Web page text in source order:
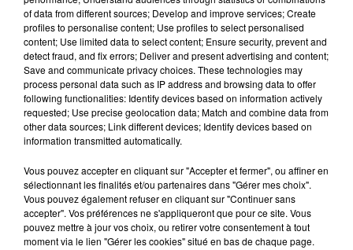
ensuite testé négatif à deux reprises. Mais 48 jours plus tard,
le 5 juin, il est à nouveau testé positif, après avoir cette fois-ci
présenté des symptômes plus lourds, dont des difficultés
respiratoires qui ont nécessité son admission aux urgences
et l'administration d'oxygène. Depuis, ce patient s'est rétabli.
Une analyse génétique a montré que ces deux infections
successives avaient été causées par deux souches
différentes du coronavirus SARS-CoV-2, point indispensable
pour qu'on soit certain qu'il s'agit bien d'une réinfection.
(Avec AFP)
of data from different sources; Develop and improve services; Create
profiles to personalise content; Use profiles to select personalised
content; Use limited data to select content; Ensure security, prevent and
detect fraud, and fix errors; Deliver and present advertising and content;
Save and communicate privacy choices. These technologies may
process personal data such as IP address and browsing data to offer
following functionalities: Identify devices based on information actively
requested; Use precise geolocation data; Match and combine data from
other data sources; Link different devices; Identify devices based on
information transmitted automatically.
Vous pouvez accepter en cliquant sur "Accepter et fermer", ou affiner en
sélectionnant les finalités et/ou partenaires dans "Gérer mes choix".
Vous pouvez également refuser en cliquant sur "Continuer sans
accepter". Vos préférences ne s'appliqueront que pour ce site. Vous
pouvez mettre à jour vos choix, ou retirer votre consentement à tout
moment via le lien "Gérer les cookies" situé en bas de chaque page.